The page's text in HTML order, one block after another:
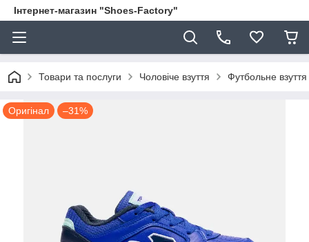
Інтернет-магазин "Shoes-Factory"
Товари та послуги Чоловіче взуття Футбольне взуття
Оригінал –31%